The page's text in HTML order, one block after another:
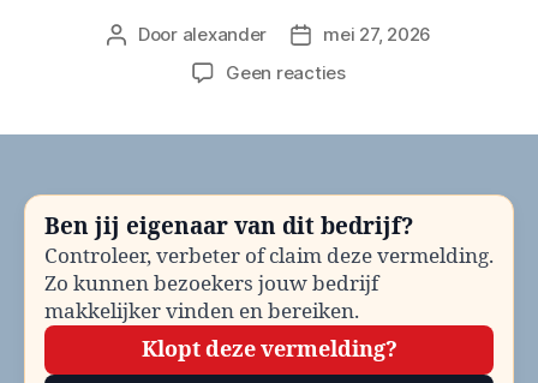
Berichtauteur
Door alexander Berichtdatum
mei 27, 2026
Geen reactiesop
en
contactinformatie
Ben jij eigenaar van dit bedrijf?
Controleer, verbeter of claim deze vermelding.
Zo kunnen bezoekers jouw bedrijf
makkelijker vinden en bereiken.
Klopt deze vermelding?